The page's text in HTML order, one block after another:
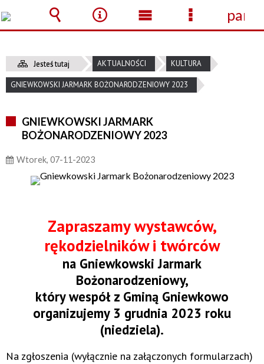
Jesteś tutaj AKTUALNOŚCI KULTURA
GNIEWKOWSKI JARMARK BOŻONARODZENIOWY 2023
GNIEWKOWSKI JARMARK
BOŻONARODZENIOWY 2023
Wtorek, 07-11-2023
Zapraszamy wystawców,
rękodzielników i twórców
na Gniewkowski Jarmark
Bożonarodzeniowy,
który wespół z Gminą Gniewkowo
organizujemy 3 grudnia 2023 roku
(niedziela).
Na zgłoszenia (wyłącznie na załączonych formularzach)
Wyszukiwarka
Narzędzia
Menu Menu
panel